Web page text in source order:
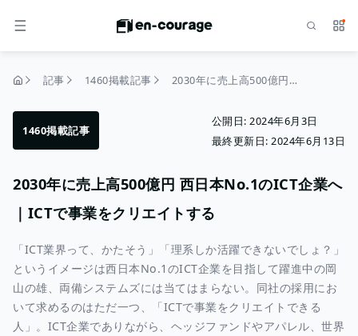
メニュー サ
記事 1460掲載記事 2030年に売上高500億円 西日本No.1のICT企業へ｜ICTで事業をクリエイトする
1460掲載記事
公開日: 2024年6月3日
最終更新日: 2024年6月13日
2030年に売上高500億円 西日本No.1のICT企業へ
｜ICTで事業をクリエイトする
「ICT業界って、かたそう」「理系しか活躍できないでしょ？」
というイメージは西日本No.1のICT企業を目指して躍進中の岡
山の雄、両備システムズには当てはまらない。同社の採用にお
いて求めるのはただ一つ、「ICTで事業をクリエイトできる
人」。ICT企業でありながら、ヘッジファンドやアパレル、世界